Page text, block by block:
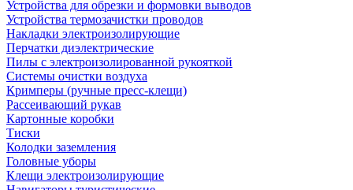
Устройства для обрезки и формовки выводов
Устройства термозачистки проводов
Накладки электроизолирующие
Перчатки диэлектрические
Пилы с электроизолированной рукояткой
Системы очистки воздуха
Кримперы (ручные пресс-клещи)
Рассеивающий рукав
Картонные коробки
Тиски
Колодки заземления
Головные уборы
Клещи электроизолирующие